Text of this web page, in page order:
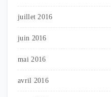
juillet 2016
juin 2016
mai 2016
avril 2016